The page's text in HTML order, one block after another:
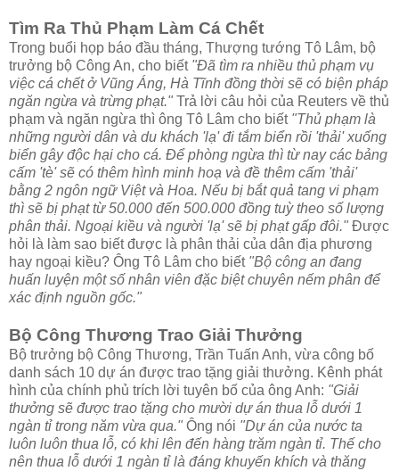
Tìm Ra Thủ Phạm Làm Cá Chết
Trong buổi họp báo đầu tháng, Thượng tướng Tô Lâm, bộ
trưởng bộ Công An, cho biết "Đã tìm ra nhiều thủ phạm vụ
việc cá chết ở Vũng Áng, Hà Tĩnh đồng thời sẽ có biện pháp
ngăn ngừa và trừng phạt." Trả lời câu hỏi của Reuters về thủ
phạm và ngăn ngừa thì ông Tô Lâm cho biết "Thủ phạm là
những người dân và du khách 'lạ' đi tắm biển rồi 'thải' xuống
biển gây độc hại cho cá. Để phòng ngừa thì từ nay các bảng
cấm 'tè' sẽ có thêm hình minh hoạ và đề thêm cấm 'thải'
bằng 2 ngôn ngữ Việt và Hoa. Nếu bị bắt quả tang vi phạm
thì sẽ bị phạt từ 50.000 đến 500.000 đồng tuỳ theo số lượng
phân thải. Ngoại kiều và người 'lạ' sẽ bị phạt gấp đôi." Được
hỏi là làm sao biết được là phân thải của dân địa phương
hay ngoại kiều? Ông Tô Lâm cho biết "Bộ công an đang
huấn luyện một số nhân viên đặc biệt chuyên nếm phân để
xác định nguồn gốc."
Bộ Công Thương Trao Giải Thưởng
Bộ trưởng bộ Công Thương, Trần Tuấn Anh, vừa công bố
danh sách 10 dự án được trao tặng giải thưởng. Kênh phát
hình của chính phủ trích lời tuyên bố của ông Anh: "Giải
thưởng sẽ được trao tặng cho mười dự án thua lỗ dưới 1
ngàn tỉ trong năm vừa qua." Ông nói "Dự án của nước ta
luôn luôn thua lỗ, có khi lên đến hàng trăm ngàn tỉ. Thế cho
nên thua lỗ dưới 1 ngàn tỉ là đáng khuyến khích và thăng